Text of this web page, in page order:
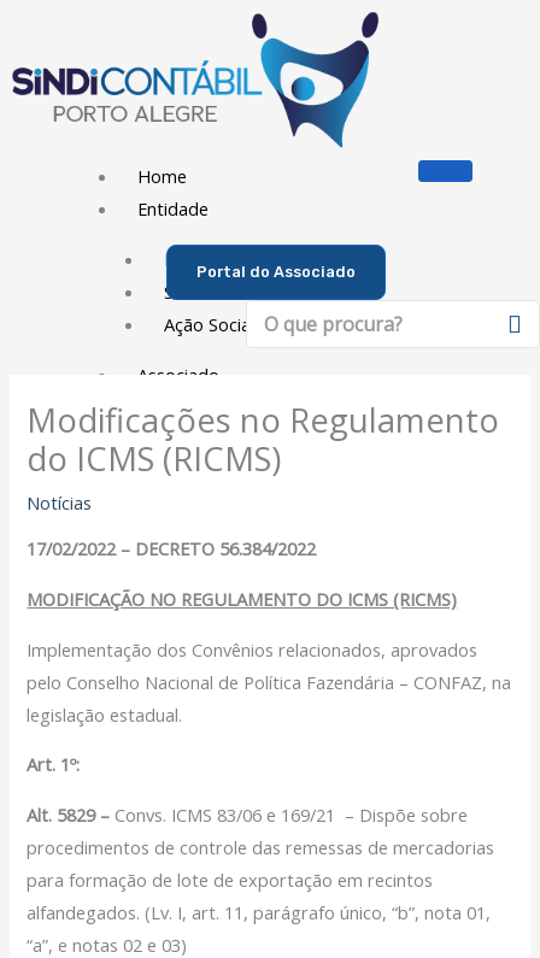
conteúdo
Home
Entidade
Diretoria
Sede Social
Ação Social
Associado
Porque ser um Associado
Contribuições
Filiação Sindical
EICON
Serviços
Assessoria Juridica
Convênios
Links
Notícias
Agenda
Contato
Portal do Associado
Pesquisar
Modificações no Regulamento
do ICMS (RICMS)
Notícias
17/02/2022 – DECRETO 56.384/2022
MODIFICAÇÃO NO REGULAMENTO DO ICMS (RICMS)
Implementação dos Convênios relacionados, aprovados
pelo Conselho Nacional de Política Fazendária – CONFAZ, na
legislação estadual.
Art. 1º:
Alt. 5829 – Convs. ICMS 83/06 e 169/21 – Dispõe sobre
procedimentos de controle das remessas de mercadorias
para formação de lote de exportação em recintos
alfandegados. (Lv. I, art. 11, parágrafo único, “b”, nota 01,
“a”, e notas 02 e 03)